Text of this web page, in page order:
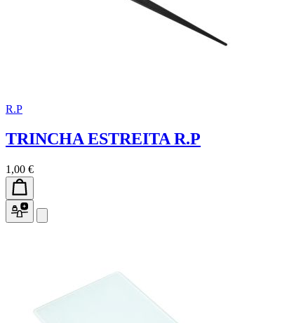
R.P
TRINCHA ESTREITA R.P
1,00 €